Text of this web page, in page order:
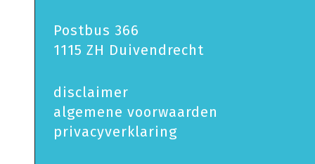
Postbus 366
1115 ZH Duivendrecht
disclaimer
algemene voorwaarden
privacy­verklaring